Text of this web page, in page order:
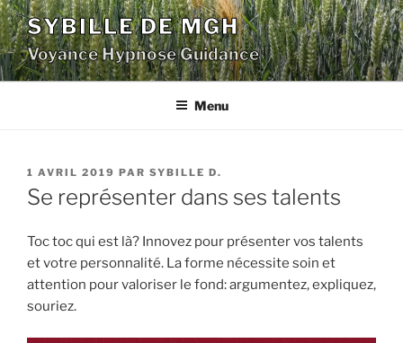
Aller
au
contenu
principal
SYBILLE DE MGH
Voyance Hypnose Guidance
Menu
PUBLIÉ
LE
1 AVRIL 2019 PAR SYBILLE D.
Se représenter dans ses talents
Toc toc qui est là? Innovez pour présenter vos talents
et votre personnalité. La forme nécessite soin et
attention pour valoriser le fond: argumentez, expliquez,
souriez.